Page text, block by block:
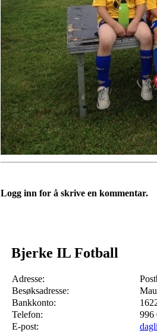
Logg inn for å skrive en kommentar.
Bjerke IL Fotball
Adresse:
Besøksadresse:
Bankkonto:
Telefon:
996
E-post: